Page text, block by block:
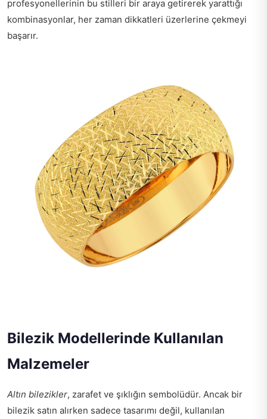
profesyonellerinin bu stilleri bir araya getirerek yarattığı
kombinasyonlar, her zaman dikkatleri üzerlerine çekmeyi
başarır.
Bilezik Modellerinde Kullanılan
Malzemeler
Altın bilezikler, zarafet ve şıklığın sembolüdür. Ancak bir
bilezik satın alırken sadece tasarımı değil, kullanılan